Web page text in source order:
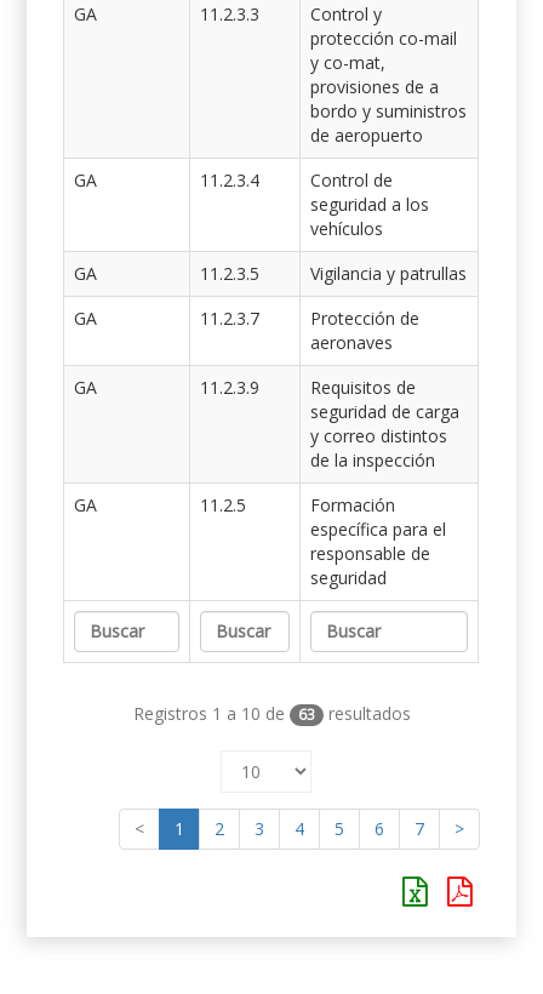
GA
11.2.3.3
Control y
protección co-mail
y co-mat,
provisiones de a
bordo y suministros
de aeropuerto
GA
11.2.3.4
Control de
seguridad a los
vehículos
GA
11.2.3.5
Vigilancia y patrullas
GA
11.2.3.7
Protección de
aeronaves
GA
11.2.3.9
Requisitos de
seguridad de carga
y correo distintos
de la inspección
GA
11.2.5
Formación
específica para el
responsable de
seguridad
Registros 1 a 10 de 63 resultados
< 1 2 3 4 5 6 7 >